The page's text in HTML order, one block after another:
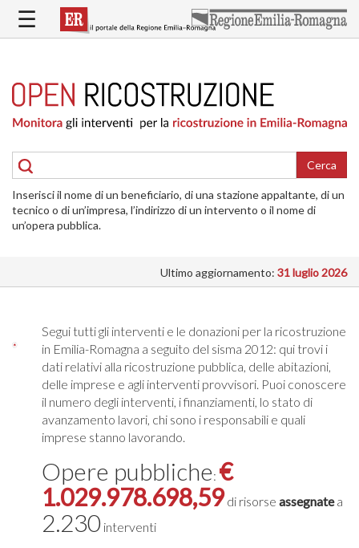
contenuto
RICOSTRUZIONE
PUBBLICA
DELLE
ABITAZIONI
RICOSTRUZIONE
ATTIVITÀ
INTERVENTI
INTERVIENE
☰
Cerca
Inserisci il nome di un beneficiario, di una stazione appaltante, di un
tecnico o di un’impresa, l’indirizzo di un intervento o il nome di
un’opera pubblica.
Ultimo aggiornamento: 31 luglio 2026
Segui tutti gli interventi e le donazioni per la ricostruzione
in Emilia-Romagna a seguito del sisma 2012: qui trovi i
dati relativi alla ricostruzione pubblica, delle abitazioni,
delle imprese e agli interventi provvisori. Puoi conoscere
il numero degli interventi, i finanziamenti, lo stato di
avanzamento lavori, chi sono i responsabili e quali
imprese stanno lavorando.
Opere pubbliche: €
1.029.978.698,59di risorseassegnatea
2.230 interventi